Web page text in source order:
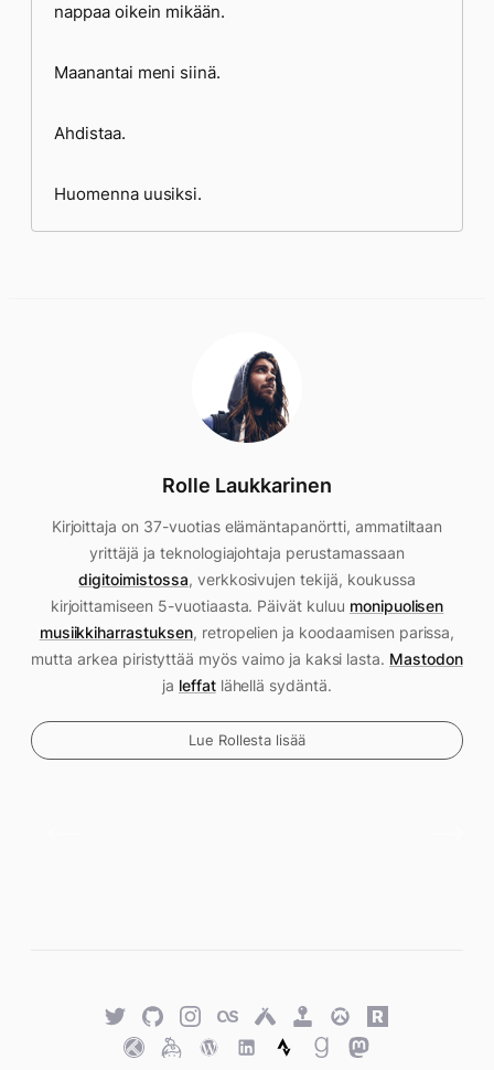
nappaa oikein mikään.
Maanantai meni siinä.
Ahdistaa.
Huomenna uusiksi.
Rolle Laukkarinen
Kirjoittaja on 37-vuotias elämäntapanörtti, ammatiltaan
yrittäjä ja teknologiajohtaja perustamassaan
digitoimistossa, verkkosivujen tekijä, koukussa
kirjoittamiseen 5-vuotiaasta. Päivät kuluu monipuolisen
musiikkiharrastuksen, retropelien ja koodaamisen parissa,
mutta arkea piristyttää myös vaimo ja kaksi lasta. Mastodon
ja leffatlähellä sydäntä.
Lue Rollesta lisää
TwitterGitHubTwitterLast.fmUntappd
Retro
Achievements
Overwatch
Rawg.io
TraktKeybaseWordPress
WordPress
StravaGoodreads
Mastodon